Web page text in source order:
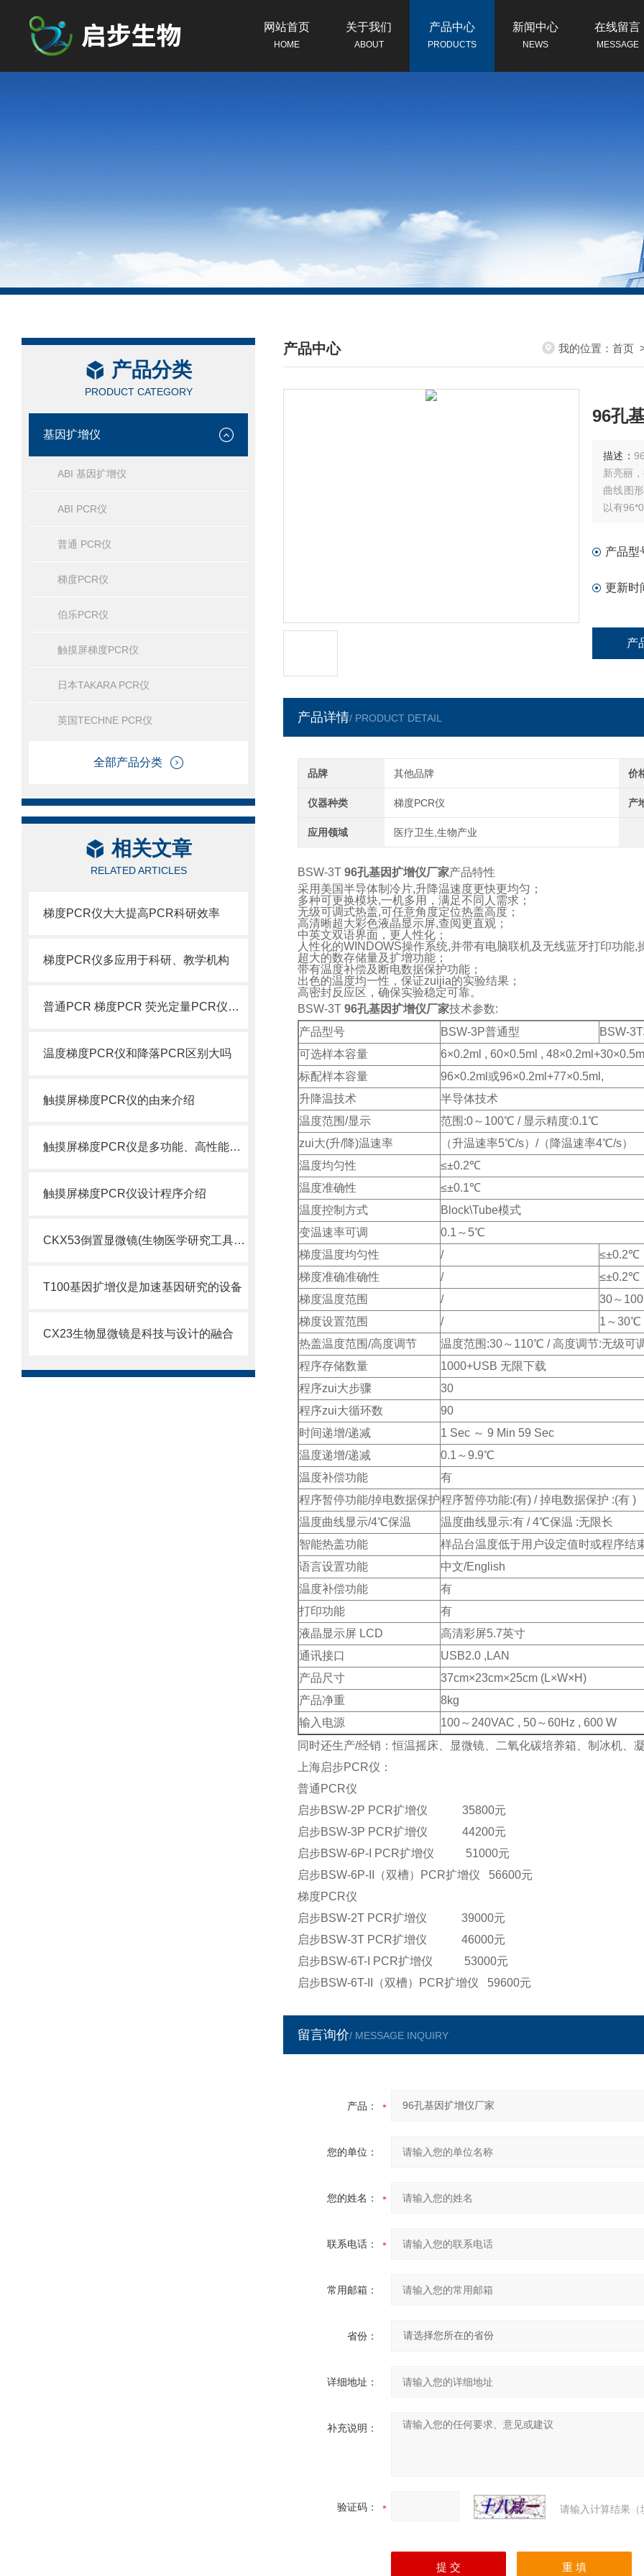
网站首页
HOME
关于我们
ABOUT
产品中心
PRODUCTS
新闻中心
NEWS
在线留言
MESSAGE
产品分类
PRODUCT CATEGORY
基因扩增仪
ABI 基因扩增仪
ABI PCR仪
普通 PCR仪
梯度PCR仪
伯乐PCR仪
触摸屏梯度PCR仪
日本TAKARA PCR仪
英国TECHNE PCR仪
全部产品分类
相关文章
RELATED ARTICLES
梯度PCR仪大大提高PCR科研效率
梯度PCR仪多应用于科研、教学机构
普通PCR 梯度PCR 荧光定量PCR仪的区别及运用
温度梯度PCR仪和降落PCR区别大吗
触摸屏梯度PCR仪的由来介绍
触摸屏梯度PCR仪是多功能、高性能梯度PCR扩增仪
触摸屏梯度PCR仪设计程序介绍
CKX53倒置显微镜(生物医学研究工具)介绍
T100基因扩增仪是加速基因研究的设备
CX23生物显微镜是科技与设计的融合
产品中心
/ PRODUCTS CENTER
我的位置： 首页
96孔
描述：
新亮丽
曲线图形界面。
以有
产品型
更新时
产
产品详情/ PRODUCT DETAIL
品牌 其他品牌 价
仪器种类 梯度PCR仪 产
应用领域 医疗卫生,生物产业
BSW-3T 96孔基因扩增仪厂家产品特性
采用美国半导体制冷片,升降温速度更快更均匀；
多种可更换模块,一机多用，满足不同人需求；
无级可调式热盖,可任意角度定位热盖高度；
高清晰超大彩色液晶显示屏,查阅更直观；
中英文双语界面，更人性化；
人性化的WINDOWS操作系统,并带有电脑联机及无线蓝牙打印功能,
超大的数存储量及扩增功能；
带有温度补偿及断电数据保护功能；
出色的温度均一性，保证zuijia的实验结果；
高密封反应区，确保实验稳定可靠。
BSW-3T 96孔基因扩增仪厂家技术参数:
产品型号
BSW-3P普通型
BSW-
可选样本容量
6×0.2ml , 60×0.5ml ,
标配样本容量
96×0.2ml或96×0.2ml+77×0.5ml,
升降温技术
半导体技术
温度范围/显示
范围:0～100℃ / 显示精度:0.1℃
zui大(升/降)温速率
（升温速率5℃/s）/（降温速率4℃/s）
温度均匀性
≤±0.2℃
温度准确性
≤±0.1℃
温度控制方式
Block\Tube模式
变温速率可调
0.1～5℃
梯度温度均匀性
/
≤±0.2℃
梯度准确准确性
/
≤±0.2℃
梯度温度范围
/
30～
梯度设置范围
/
1～30℃
热盖温度范围/高度调节
温度范围:30～110℃ / 高度调节:无级可
程序存储数量
1000+USB 无限下载
程序zui大步骤
30
程序zui大循环数
90
时间递增/递减
1 Sec ～ 9 Min 59 Sec
温度递增/递减
0.1～9.9℃
温度补偿功能
有
程序暂停功能/掉电数据保护程序暂停功能:(有) / 掉电数据保护 :(有 )
温度曲线显示/4℃保温
温度曲线显示:有 / 4℃保温 :无限长
智能热盖功能
样品台温度低于用户设定值时或程序结
语言设置功能
中文/English
温度补偿功能
有
打印功能
有
液晶显示屏 LCD
高清彩屏5.7英寸
通讯接口
USB2.0 ,LAN
产品尺寸
37cm×23cm×25cm (L×W×H)
产品净重
8kg
输入电源
100～240VAC , 50～60Hz , 600 W
同时还生产/经销：恒温摇床、显微镜、二氧化碳培养箱、制冰机、
上海启步PCR仪：
普通PCR仪
启步BSW-2P PCR扩增仪 35800元
启步BSW-3P PCR扩增仪 44200元
启步BSW-6P-I PCR扩增仪 51000元
启步BSW-6P-II（双槽）PCR扩增仪 56600元
梯度PCR仪
启步BSW-2T PCR扩增仪 39000元
启步BSW-3T PCR扩增仪 46000元
启步BSW-6T-I PCR扩增仪 53000元
启步BSW-6T-II（双槽）PCR扩增仪 59600元
留言询价/ MESSAGE INQUIRY
产品：
您的单位：
您的姓名：
联系电话：
常用邮箱：
省份：
详细地址：
补充说明：
验证码： 请输入计算结果（